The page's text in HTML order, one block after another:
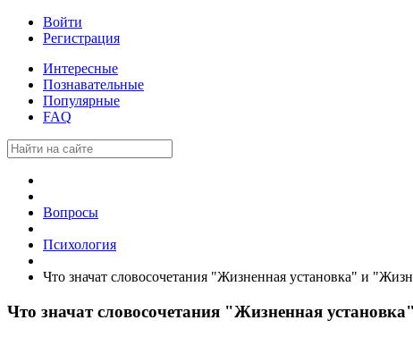
Войти
Регистрация
Интересные
Познавательные
Популярные
FAQ
Вопросы
Психология
Что значат словосочетания "Жизненная установка" и
Что значат словосочетания "Жизненная